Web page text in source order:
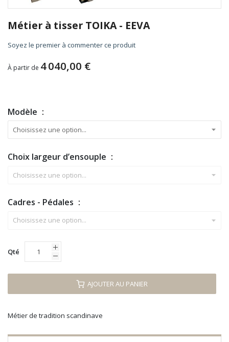
to
the
beginning
images
Métier à tisser TOIKA - EEVA
Soyez le premier à commenter ce produit
À partir de 4 040,00 €
Modèle
Choix largeur d’ensouple
Cadres - Pédales
Qté
AJOUTER AU PANIER
Métier de tradition scandinave